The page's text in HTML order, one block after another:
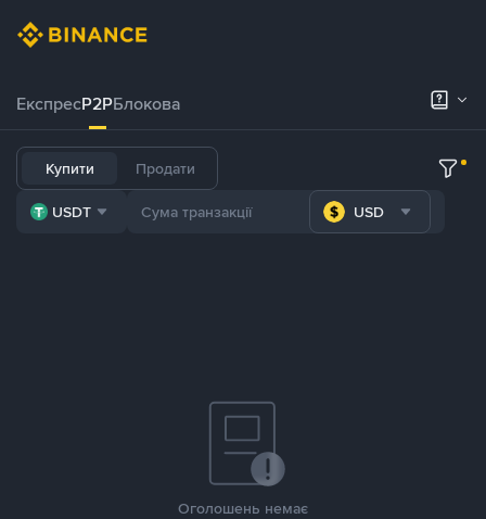
ЕкспресP2PБлокова
Купити Продати
USDT USD
Оголошень немає